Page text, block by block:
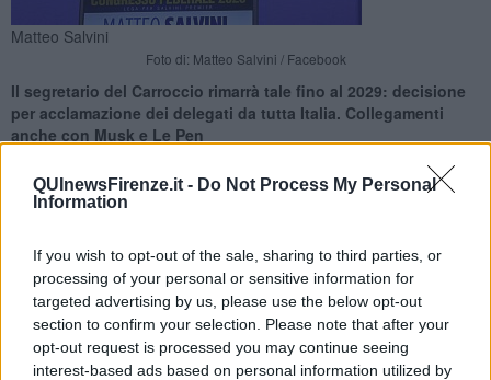
QUInewsFirenze.it - Do Not Process My Personal
Information
If you wish to opt-out of the sale, sharing to third parties, or
processing of your personal or sensitive information for
targeted advertising by us, please use the below opt-out
section to confirm your selection. Please note that after your
opt-out request is processed you may continue seeing
interest-based ads based on personal information utilized by
Matteo Salvini
Foto di: Matteo Salvini / Facebook
Il segretario del Carroccio rimarrà tale fino al 2029: decisione
per acclamazione dei delegati da tutta Italia. Collegamenti
anche con Musk e Le Pen
FIRENZE —Dopo Matteo Salvini, ancoraMatteo Salvini: il
congresso federale della Lega lo ha confermato per acclamazione
come segretario nazionale al termine dell'assise riunita da ieri in
Toscana, alla Fortezza da basso di Firenze, con delegati da tutta
Italia.